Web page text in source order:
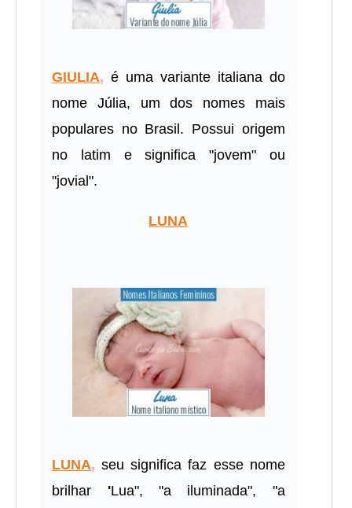
GIULIA, é uma variante italiana do
nome Júlia, um dos nomes mais
populares no Brasil. Possui origem
no latim e significa "jovem" ou
"jovial".
LUNA
LUNA, seu significa faz esse nome
brilhar 'Lua", "a iluminada", "a